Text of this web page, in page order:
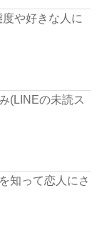
や好きな人に
(LINEの未読ス
知って恋人にさ